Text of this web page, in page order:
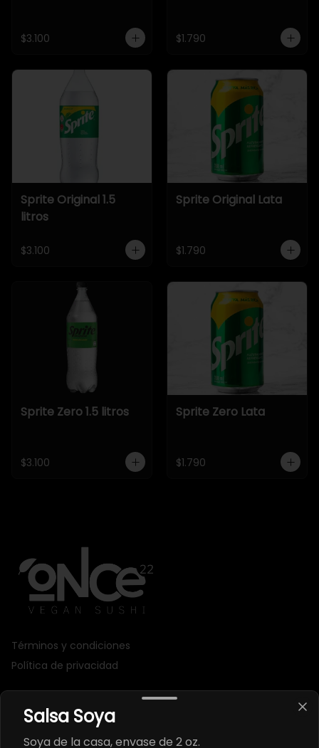
$3.100 $1.790
Sprite Original 1.5
litros
$3.100
Sprite Original Lata
$1.790
Sprite Zero 1.5 litros
$3.100
Sprite Zero Lata
$1.790
Términos y condiciones
Política de privacidad
Redes sociales
Salsa Soya
Soya de la casa, envase de 2 oz.